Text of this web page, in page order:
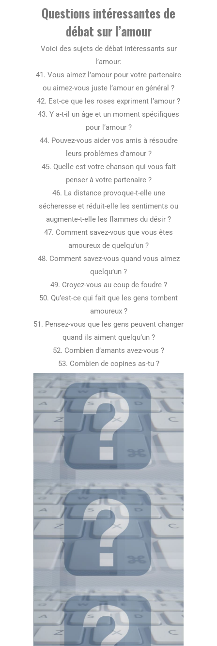
Questions intéressantes de
débat sur l’amour
Voici des sujets de débat intéressants sur
l’amour:
41. Vous aimez l’amour pour votre partenaire
ou aimez-vous juste l’amour en général ?
42. Est-ce que les roses expriment l’amour ?
43. Y a-t-il un âge et un moment spécifiques
pour l’amour ?
44. Pouvez-vous aider vos amis à résoudre
leurs problèmes d’amour ?
45. Quelle est votre chanson qui vous fait
penser à votre partenaire ?
46. La distance provoque-t-elle une
sécheresse et réduit-elle les sentiments ou
augmente-t-elle les flammes du désir ?
47. Comment savez-vous que vous êtes
amoureux de quelqu’un ?
48. Comment savez-vous quand vous aimez
quelqu’un ?
49. Croyez-vous au coup de foudre ?
50. Qu’est-ce qui fait que les gens tombent
amoureux ?
51. Pensez-vous que les gens peuvent changer
quand ils aiment quelqu’un ?
52. Combien d’amants avez-vous ?
53. Combien de copines as-tu ?